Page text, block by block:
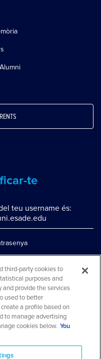
te
teu username és:
02 17
third-party cookies to
purposes and
provide the services
used to better
a profile based on
to manage advertising
cookies below. You